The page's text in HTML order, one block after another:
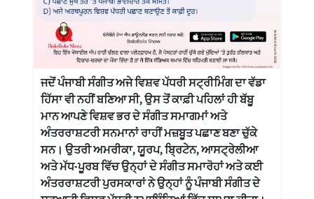
ਜਦੋਂ ਪੰਜਾਬੀ ਸੰਗੀਤ ਅਜੇ ਵਿਸ਼ਵ ਪੱਧਰੀ ਸਟ੍ਰੀਮਿੰਗ ਦਾ ਵੱਡਾ
ਹਿੱਸਾ ਵੀ ਨਹੀਂ ਬਣਿਆ ਸੀ, ਉਸ ਤੋਂ ਕਾਫ਼ੀ ਪਹਿਲਾਂ ਹੀ ਬੱਬੂ
ਮਾਨ ਆਪਣੇ ਵਿਸ਼ਵ ਭਰ ਦੇ ਸੰਗੀਤ ਸਮਾਗਮਾਂ ਅਤੇ
ਅੰਤਰਰਾਸ਼ਟਰੀ ਸਨਮਾਨਾਂ ਰਾਹੀਂ ਮਜ਼ਬੂਤ ਪਛਾਣ ਬਣਾ ਚੁੱਕੇ
ਸਨ। ਉਤਰੀ ਅਮਰੀਕਾ, ਯੂਰਪ, ਬ੍ਰਿਟੇਨ, ਆਸਟ੍ਰੇਲੀਆ
ਅਤੇ ਮੱਧ-ਪੂਰਬ ਵਿੱਚ ਉਨ੍ਹਾਂ ਦੇ ਸੰਗੀਤ ਸਮਾਰੋਹਾਂ ਅਤੇ ਕਈ
ਅੰਤਰਰਾਸ਼ਟਰੀ ਪੁਰਸਕਾਰਾਂ ਨੇ ਉਨ੍ਹਾਂ ਨੂੰ ਪੰਜਾਬੀ ਸੰਗੀਤ ਦੇ